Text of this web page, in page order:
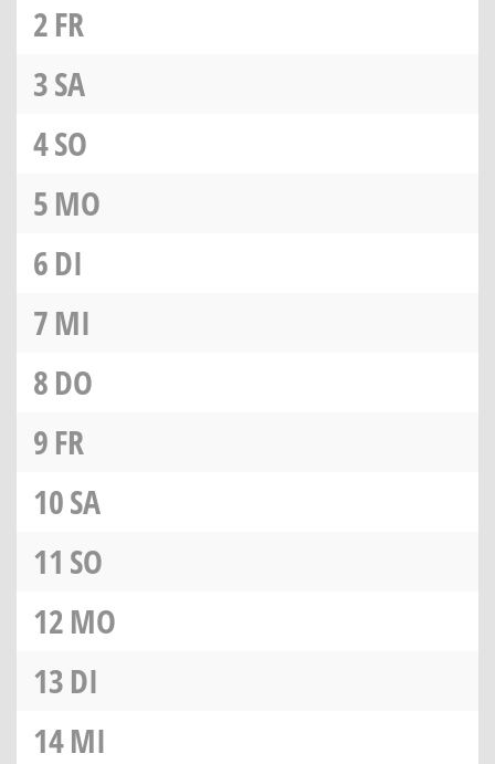
2FR
3SA
4SO
5MO
6DI
7MI
8DO
9FR
10SA
11 SO
12MO
13DI
14MI